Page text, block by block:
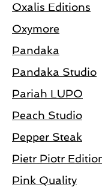
Oxalis Editions
Oxymore
Pandaka
Pandaka Studio
Pariah LUPO
Peach Studio
Pepper Steak
Pietr Piotr
Pink Quality